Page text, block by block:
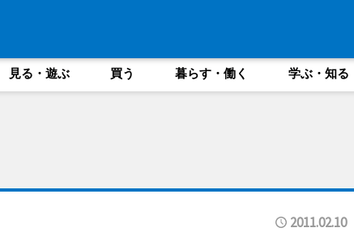
見る・遊ぶ 買う 暮らす・働く 学ぶ・知る
2011.02.10